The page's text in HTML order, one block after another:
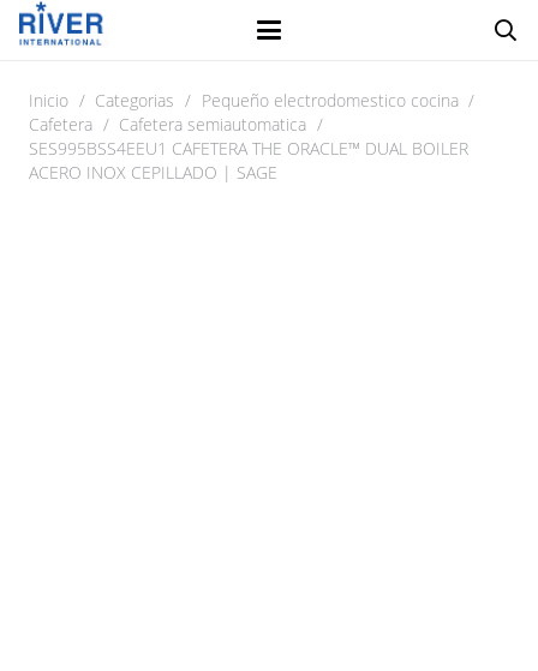
Inicio / Categorias / Pequeño electrodomestico cocina /
Cafetera / Cafetera semiautomatica /
SES995BSS4EEU1 CAFETERA THE ORACLE™ DUAL BOILER
ACERO INOX CEPILLADO | SAGE